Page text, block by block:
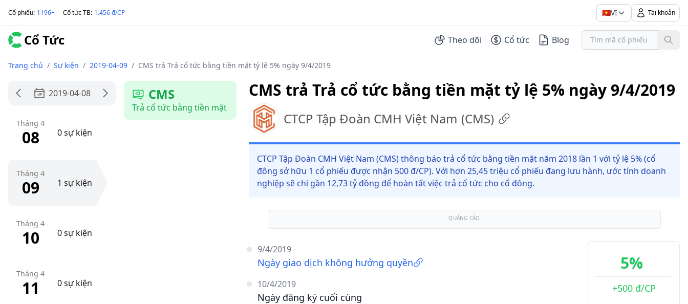
Cổ phiếu: 1196+ Cổ tức TB: 1.456 đ/CP 🇻🇳VI Tài khoản
Cổ Tức Theo dõi Cổ tức Blog
Trang chủ / Sự kiện / 2019-04-09 / CMS trả Trả cổ tức bằng tiền mặt tỷ lệ 5% ngày 9/4/2019
2019-04-08
Tháng 4
08 0 sự kiện
Tháng 4
09 1 sự kiện
Tháng 4
10 0 sự kiện
Tháng 4
11 0 sự kiện
CMS
Trả cổ tức bằng tiền mặt
CMS trả Trả cổ tức bằng tiền mặt tỷ lệ 5% ngày 9/4/2019
CTCP Tập Đoàn CMH Việt Nam (CMS)
CTCP Tập Đoàn CMH Việt Nam (CMS) thông báo trả cổ tức bằng tiền mặt năm 2018 lần 1 với tỷ lệ 5% (cổ
đông sở hữu 1 cổ phiếu được nhận 500 đ/CP). Với hơn 25,45 triệu cổ phiếu đang lưu hành, ước tính doanh
nghiệp sẽ chi gần 12,73 tỷ đồng để hoàn tất việc trả cổ tức cho cổ đông.
QUẢNG CÁO
9/4/2019
Ngày giao dịch không hưởng quyền
10/4/2019
Ngày đăng ký cuối cùng
5%
+500 đ/CP